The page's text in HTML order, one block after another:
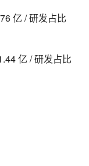
亿 / 研发占比
亿 / 研发占比